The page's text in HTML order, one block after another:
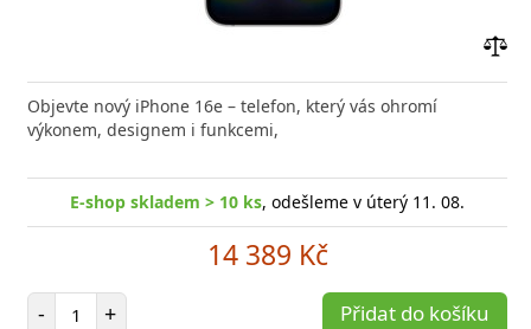
Objevte nový iPhone 16e – telefon, který vás ohromí
výkonem, designem i funkcemi,
E-shop skladem > 10 ks, odešleme v úterý 11. 08.
14 389 Kč
- Počet položek
+ Přidat do košíku